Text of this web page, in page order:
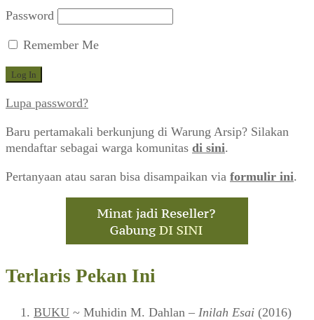
Password
Remember Me
Lupa password?
Baru pertamakali berkunjung di Warung Arsip? Silakan
mendaftar sebagai warga komunitas di sini.
Pertanyaan atau saran bisa disampaikan via formulir ini.
Terlaris Pekan Ini
BUKU ~ Muhidin M. Dahlan – Inilah Esai (2016)